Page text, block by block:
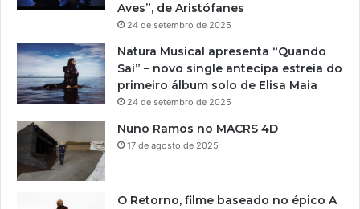
Aves”, de Aristófanes
24 de setembro de 2025
Natura Musical apresenta “Quando
Sai” – novo single antecipa estreia do
primeiro álbum solo de Elisa Maia
24 de setembro de 2025
Nuno Ramos no MACRS 4D
17 de agosto de 2025
O Retorno, filme baseado no épico A